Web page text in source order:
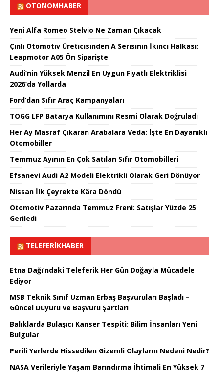
OTONOMHABER
Yeni Alfa Romeo Stelvio Ne Zaman Çıkacak
Çinli Otomotiv Üreticisinden A Serisinin İkinci Halkası:
Leapmotor A05 Ön Siparişte
Audi’nin Yüksek Menzil En Uygun Fiyatlı Elektriklisi
2026’da Yollarda
Ford’dan Sıfır Araç Kampanyaları
TOGG LFP Batarya Kullanımını Resmi Olarak Doğruladı
Her Ay Masraf Çıkaran Arabalara Veda: İşte En Dayanıklı
Otomobiller
Temmuz Ayının En Çok Satılan Sıfır Otomobilleri
Efsanevi Audi A2 Modeli Elektrikli Olarak Geri Dönüyor
Nissan İlk Çeyrekte Kâra Döndü
Otomotiv Pazarında Temmuz Freni: Satışlar Yüzde 25
Geriledi
TELEFERIKHABER
Etna Dağı’ndaki Teleferik Her Gün Doğayla Mücadele
Ediyor
MSB Teknik Sınıf Uzman Erbaş Başvuruları Başladı –
Güncel Duyuru ve Başvuru Şartları
Balıklarda Bulaşıcı Kanser Tespiti: Bilim İnsanları Yeni
Bulgular
Perili Yerlerde Hissedilen Gizemli Olayların Nedeni Nedir?
NASA Verileriyle Yaşam Barındırma İhtimali En Yüksek 7